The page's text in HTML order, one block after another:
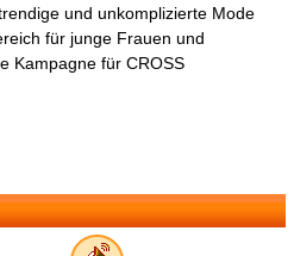
und unkomplizierte Mode
für junge Frauen und
Kampagne für CROSS